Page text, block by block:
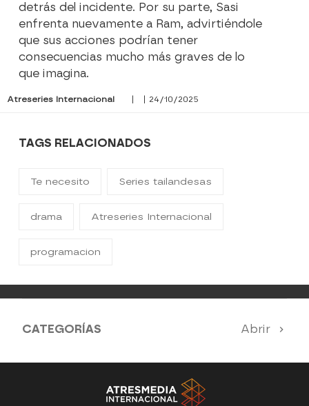
detrás del incidente. Por su parte, Sasi
enfrenta nuevamente a Ram, advirtiéndole
que sus acciones podrían tener
consecuencias mucho más graves de lo
que imagina.
Atreseries Internacional | | 24/10/2025
TAGS RELACIONADOS
Te necesito Series tailandesas
drama Atreseries Internacional
programacion
CATEGORÍAS Abrir
SERIES 100% EN ESPAÑOL ESTRENOS
SUEÑOS DE LIBERTAD